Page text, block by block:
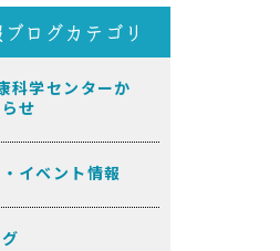
科学センターか
せ
イベント情報